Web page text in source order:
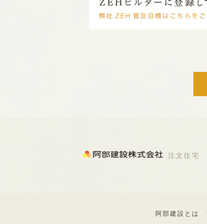
注文住宅
阿部建設とは